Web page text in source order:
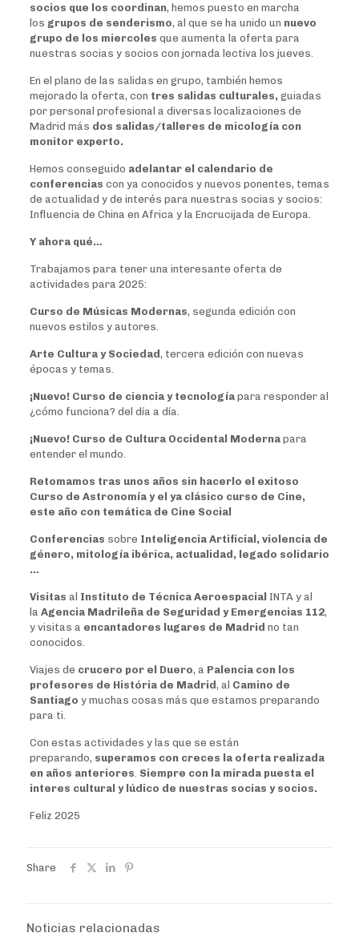
socios que los coordinan, hemos puesto en marcha
los grupos de senderismo, al que se ha unido un nuevo
grupo de los miercoles que aumenta la oferta para
nuestras socias y socios con jornada lectiva los jueves.
En el plano de las salidas en grupo, también hemos
mejorado la oferta, con tres salidas culturales,guiadas
por personal profesional a diversas localizaciones de
Madrid más dos salidas/talleres de micología con
monitor experto.
Hemos conseguido adelantar el calendario de
conferencias con ya conocidos y nuevos ponentes, temas
de actualidad y de interés para nuestras socias y socios:
Influencia de China en Africa y la Encrucijada de Europa.
Y ahora qué…
Trabajamos para tener una interesante oferta de
actividades para 2025:
Curso de Músicas Modernas, segunda edición con
nuevos estilos y autores.
Arte Cultura y Sociedad , tercera edición con nuevas
épocas y temas.
¡Nuevo! Curso de ciencia y tecnologíapara responder al
¿cómo funciona? del día a día.
¡Nuevo! Curso de Cultura Occidental Modernapara
entender el mundo.
Retomamos tras unos años sin hacerlo el exitoso
Curso de Astronomía y el ya clásico curso de Cine,
este año con temática de Cine Social
Conferencias sobre Inteligencia Artificial, violencia de
género, mitología ibérica, actualidad, legado solidario
…
Visitas al Instituto de Técnica Aeroespacial INTA y al
la Agencia Madrileña de Seguridad y Emergencias 112,
y visitas a encantadores lugares de Madrid no tan
conocidos.
Viajes de crucero por el Duero, a Palencia con los
profesores de História de Madrid , al Camino de
Santiago y muchas cosas más que estamos preparando
para ti.
Con estas actividades y las que se están
preparando, superamos con creces la oferta realizada
en años anteriores Siempre con la mirada puesta el
interes cultural y lúdico de nuestras socias y socios.
Feliz 2025
Share
Noticias relacionadas